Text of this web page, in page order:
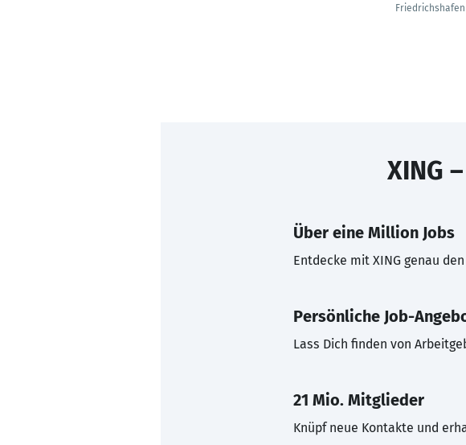
Friedrichshafen
XING
Über eine Million Jobs
Entdecke mit XING genau
Persönliche Job-
Lass Dich finden von
21 Mio. Mitglieder
Knüpf neue Kontakte und